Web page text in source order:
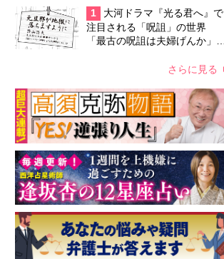
1
大河ドラマ『光る君へ』で
注目される「呪詛」の世界
「最古の呪詛は夫婦げんか」
さらに見る